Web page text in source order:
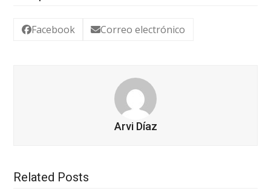
Facebook Correo electrónico
Arvi Díaz
Related Posts